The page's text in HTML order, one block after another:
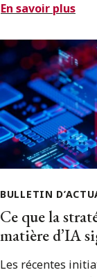
En savoir plus
BULLETIN
Ce que la
matière d’IA
Les récentes